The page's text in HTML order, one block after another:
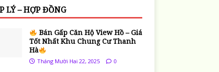
LÝ – HỢP ĐỒNG
Bán Gấp Căn Hộ View Hồ – Giá
Tốt Nhất Khu Chung Cư Thanh
Hà
Tháng Mười Hai 22, 2025 0